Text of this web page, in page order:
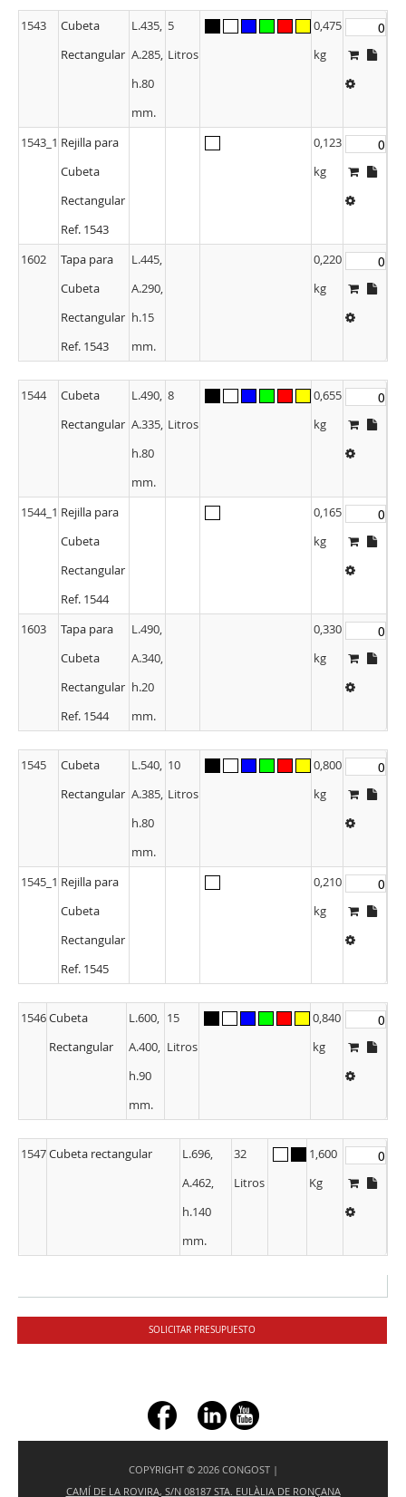
1543
Cubeta
Rectangular
L.435,
A.285,
h.80
mm.
5
Litros
0,475
kg
1543_1 Rejilla para
Cubeta
Rectangular
Ref. 1543
0,123
kg
1602
Tapa para
Cubeta
Rectangular
Ref. 1543
L.445,
A.290,
h.15
mm.
0,220
kg
1544
Cubeta
Rectangular
L.490,
A.335,
h.80
mm.
8
Litros
0,655
kg
1544_1 Rejilla para
Cubeta
Rectangular
Ref. 1544
0,165
kg
1603
Tapa para
Cubeta
Rectangular
Ref. 1544
L.490,
A.340,
h.20
mm.
0,330
kg
1545
Cubeta
Rectangular
L.540,
A.385,
h.80
mm.
10
Litros
0,800
kg
1545_1 Rejilla para
Cubeta
Rectangular
Ref. 1545
0,210
kg
1546Cubeta
Rectangular
L.600,
A.400,
h.90
mm.
15
Litros
0,840
kg
1547Cubeta rectangular
L.696,
A.462,
h.140
mm.
32
Litros
1,600
Kg
SOLICITAR PRESUPUESTO
+ç
COPYRIGHT © 2026 CONGOST |
CAMÍ DE LA ROVIRA, S/N 08187 STA. EULÀLIA DE RONÇANA